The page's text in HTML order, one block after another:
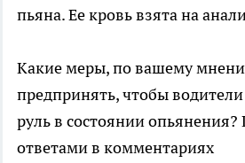
пьяна. Ее кровь взята на
Какие меры, по вашему
предпринять, чтобы водители
руль в состоянии опьянения?
ответами в комментариях